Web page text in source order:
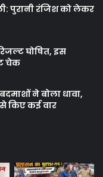
पुरानी रंजिश को लेकर
घोषित, इस
चेक
ने बोला धावा,
से किए कई वार